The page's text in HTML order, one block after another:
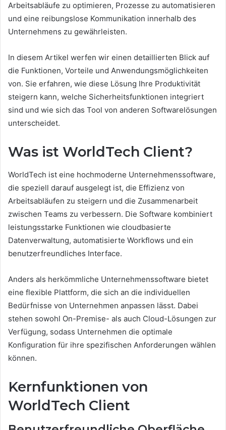
Arbeitsabläufe zu optimieren, Prozesse zu automatisieren
und eine reibungslose Kommunikation innerhalb des
Unternehmens zu gewährleisten.
In diesem Artikel werfen wir einen detaillierten Blick auf
die Funktionen, Vorteile und Anwendungsmöglichkeiten
von. Sie erfahren, wie diese Lösung Ihre Produktivität
steigern kann, welche Sicherheitsfunktionen integriert
sind und wie sich das Tool von anderen Softwarelösungen
unterscheidet.
Was ist WorldTech Client?
WorldTech ist eine hochmoderne Unternehmenssoftware,
die speziell darauf ausgelegt ist, die Effizienz von
Arbeitsabläufen zu steigern und die Zusammenarbeit
zwischen Teams zu verbessern. Die Software kombiniert
leistungsstarke Funktionen wie cloudbasierte
Datenverwaltung, automatisierte Workflows und ein
benutzerfreundliches Interface.
Anders als herkömmliche Unternehmenssoftware bietet
eine flexible Plattform, die sich an die individuellen
Bedürfnisse von Unternehmen anpassen lässt. Dabei
stehen sowohl On-Premise- als auch Cloud-Lösungen zur
Verfügung, sodass Unternehmen die optimale
Konfiguration für ihre spezifischen Anforderungen wählen
können.
Kernfunktionen von
WorldTech Client